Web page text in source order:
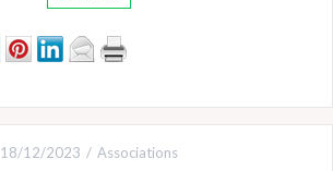
18/12/2023 Associations